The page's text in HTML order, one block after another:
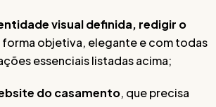
visual definida, redigir o
forma objetiva, elegante e com todas
essenciais listadas acima;
do casamento, que precisa